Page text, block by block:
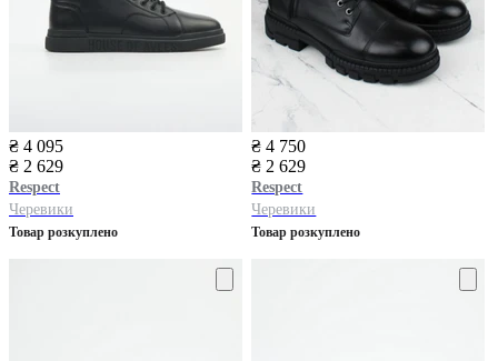
₴ 4 095
₴ 2 629
Respect
Черевики
Товар розкуплено
₴ 4 750
₴ 2 629
Respect
Черевики
Товар розкуплено